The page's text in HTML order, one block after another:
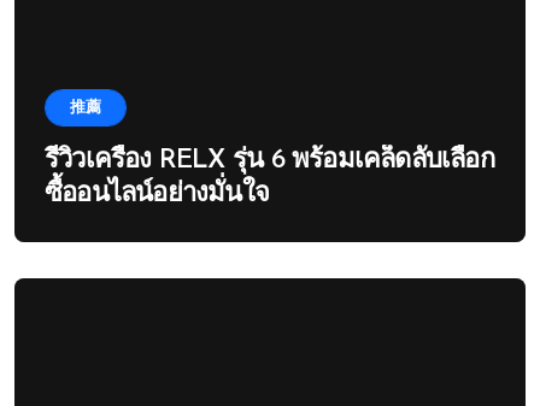
推薦
รีวิวเครื่อง RELX รุ่น 6 พร้อมเคล็ดลับเลือก
ซื้ออนไลน์อย่างมั่นใจ